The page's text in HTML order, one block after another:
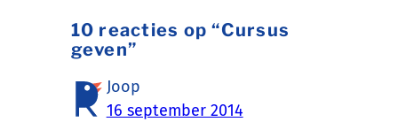
10 reacties op “Cursus
geven”
Joop
16 september 2014